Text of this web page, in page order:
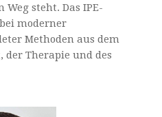
steht. Das IPE-
moderner
Methoden aus dem
der Therapie und des